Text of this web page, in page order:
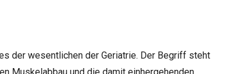
der wesentlichen der Geriatrie. Der Begriff steht